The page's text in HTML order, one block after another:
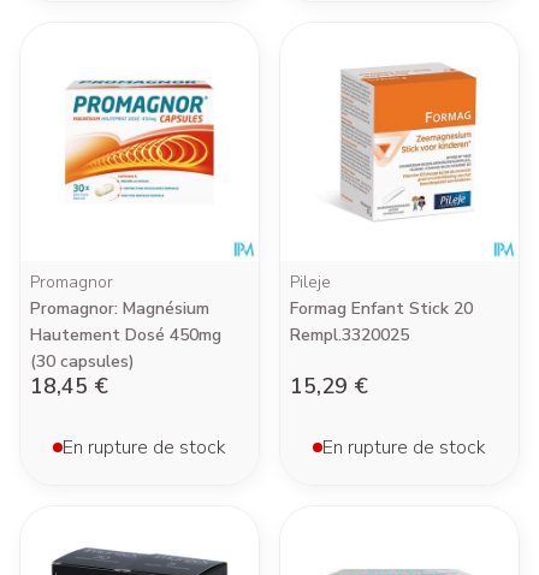
Promagnor
Promagnor: Magnésium
Hautement Dosé 450mg
(30 capsules)
18,45 €
En rupture de stock
Pileje
Formag Enfant Stick 20
Rempl.3320025
15,29 €
En rupture de stock